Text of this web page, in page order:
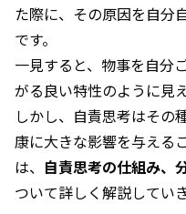
た際に、その原因を自分
です。
一見すると、物事を自分
がる良い特性のように見
しかし、自責思考はその
康に大きな影響を与える
は、 自責思考の仕組み、
ついて詳しく解説していき